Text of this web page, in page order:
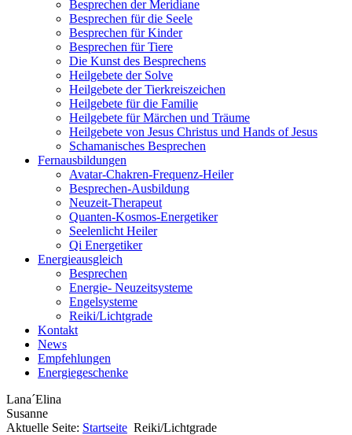
Besprechen der Meridiane
Besprechen für die Seele
Besprechen für Kinder
Besprechen für Tiere
Die Kunst des Besprechens
Heilgebete der Solve
Heilgebete der Tierkreiszeichen
Heilgebete für die Familie
Heilgebete für Märchen und Träume
Heilgebete von Jesus Christus und Hands of Jesus
Schamanisches Besprechen
Fernausbildungen
Avatar-Chakren-Frequenz-Heiler
Besprechen-Ausbildung
Neuzeit-Therapeut
Quanten-Kosmos-Energetiker
Seelenlicht Heiler
Qi Energetiker
Energieausgleich
Besprechen
Energie- Neuzeitsysteme
Engelsysteme
Reiki/Lichtgrade
Kontakt
News
Empfehlungen
Energiegeschenke
Lana´Elina
Susanne
Aktuelle Seite: Startseite Reiki/Lichtgrade